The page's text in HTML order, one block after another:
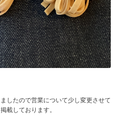
したので営業について少し変更させて
載しております。